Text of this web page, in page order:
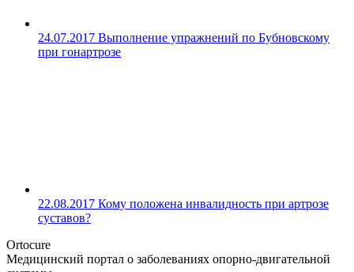
24.07.2017 Выполнение упражнений по Бубновскому
при гонартрозе
22.08.2017 Кому положена инвалидность при артрозе
суставов?
Ortocure
Медицинский портал о заболеваниях опорно-двигательной